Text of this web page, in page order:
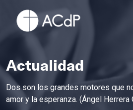
Actualidad
Dos son los grandes motores que
amor y la esperanza. (Ángel Herrera